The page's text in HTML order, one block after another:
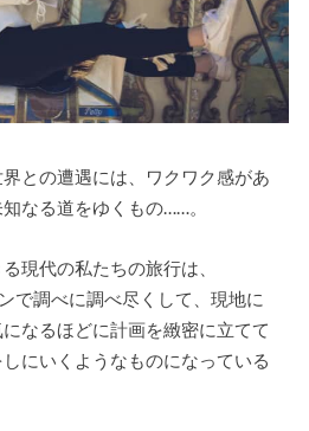
との遭遇には、ワクワク感があ
なる道をゆくもの……。
現代の私たちの旅行は、
で調べに調べ尽くして、現地に
なるほどに計画を緻密に立てて
しにいくようなものになっている